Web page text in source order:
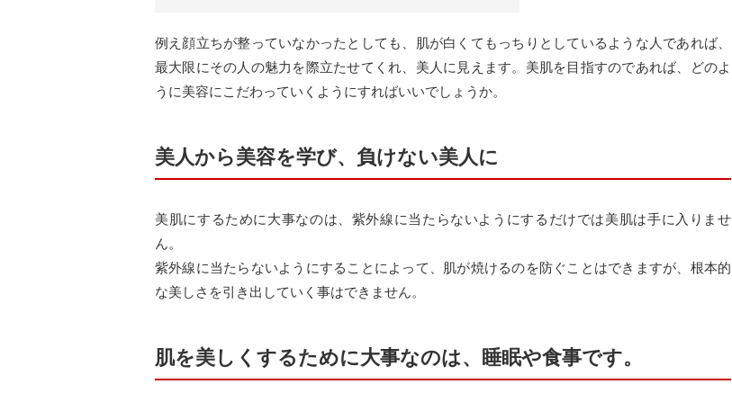
例え顔立ちが整っていなかったとしても、肌が白くてもっちりとしているような人であれば、
最大限にその人の魅力を際立たせてくれ、美人に見えます。美肌を目指すのであれば、どのよ
うに美容にこだわっていくようにすればいいでしょうか。
美人から美容を学び、負けない美人に
美肌にするために大事なのは、紫外線に当たらないようにするだけでは美肌は手に入りませ
ん。
紫外線に当たらないようにすることによって、肌が焼けるのを防ぐことはできますが、根本的
な美しさを引き出していく事はできません。
肌を美しくするために大事なのは、睡眠や食事です。